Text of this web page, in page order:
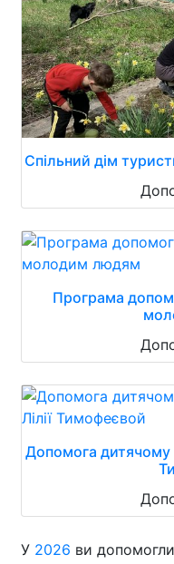
Спільний дім
Програма
Допомога дитячому
У 2026 ви